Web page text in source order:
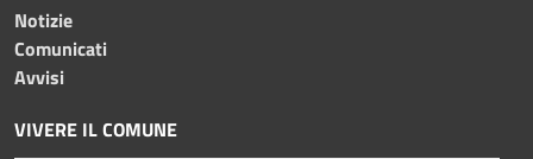
Notizie
Comunicati
Avvisi
VIVERE IL COMUNE